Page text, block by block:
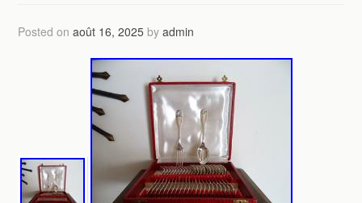
Posted onaoût 16, 2025 byadmin